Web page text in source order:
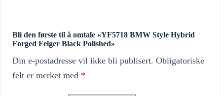
Bli den første til å omtale «YF5718 BMW Style Hybrid
Forged Felger Black Polished»
Din e-postadresse vil ikke bli publisert. Obligatoriske
felt er merket med *